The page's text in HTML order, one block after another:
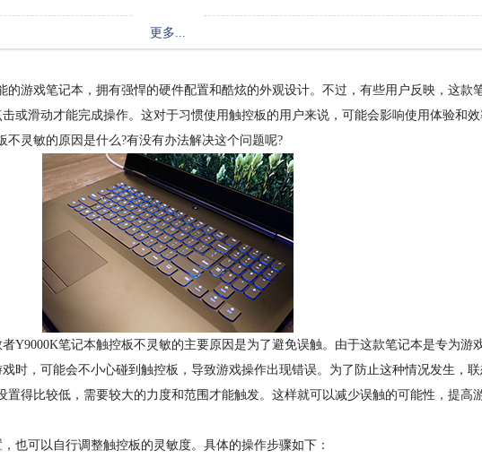
更多...
游戏笔记本，拥有强悍的硬件配置和酷炫的外观设计。不过，有些用户反映，这款
或滑动才能完成操作。这对于习惯使用触控板的用户来说，可能会影响使用体验和
不灵敏的原因是什么?有没有办法解决这个问题呢?
笔记本触控板不灵敏的主要原因是为了避免误触。由于这款笔记本是专为游
时，可能会不小心碰到触控板，导致游戏操作出现错误。为了防止这种情况发生，
置得比较低，需要较大的力度和范围才能触发。这样就可以减少误触的可能性，提高
可以自行调整触控板的灵敏度。具体的操作步骤如下：